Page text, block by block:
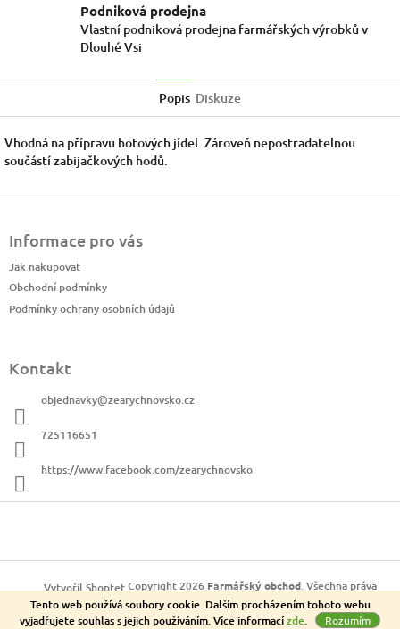
Tento web používá soubory cookie. Dalším procházením tohoto webu
vyjadřujete souhlas s jejich používáním. Více informacízde. Rozumím
Podniková prodejna
Vlastní podniková prodejna farmářských výrobků v
Dlouhé Vsi
Popis Diskuze
Vhodná na přípravu hotových jídel. Zároveň nepostradatelnou
součástí zabijačkových hodů.
Informace pro vás
Jak nakupovat
Obchodní podmínky
Podmínky ochrany osobních údajů
Kontakt
objednavky@zearychnovsko.cz
725116651
https://www.facebook.com/zearychnovsko
Vytvořil ShoptetCopyright 2026 Farmářský obchod. Všechna práva
vyhrazena.